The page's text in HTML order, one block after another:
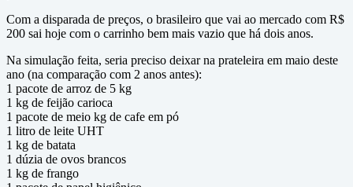
Com a disparada de preços, o brasileiro que vai ao mercado com R$
200 sai hoje com o carrinho bem mais vazio que há dois anos.
Na simulação feita, seria preciso deixar na prateleira em maio deste
ano (na comparação com 2 anos antes):
1 pacote de arroz de 5 kg
1 kg de feijão carioca
1 pacote de meio kg de cafe em pó
1 litro de leite UHT
1 kg de batata
1 dúzia de ovos brancos
1 kg de frango